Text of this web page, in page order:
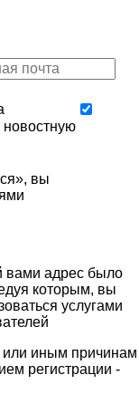
новостную
вы
вами адрес было
которым, вы
услугами
или иным причинам
регистрации -